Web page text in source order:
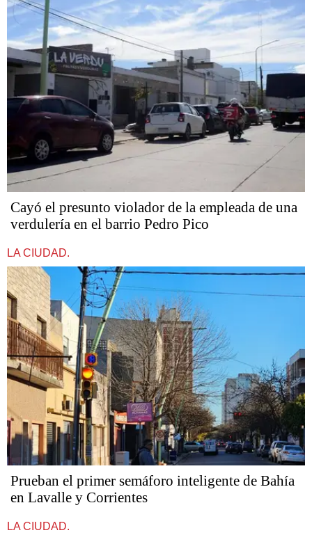
Cayó el presunto violador de la empleada de una
verdulería en el barrio Pedro Pico
LA CIUDAD.
Prueban el primer semáforo inteligente de Bahía
en Lavalle y Corrientes
LA CIUDAD.